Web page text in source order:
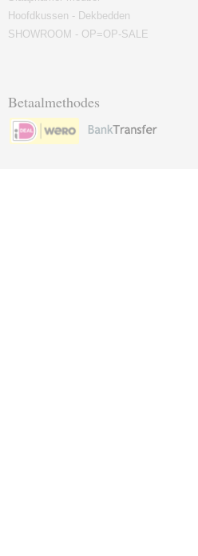
Hoofdkussen - Dekbedden
SHOWROOM - OP=OP-SALE
Betaalmethodes